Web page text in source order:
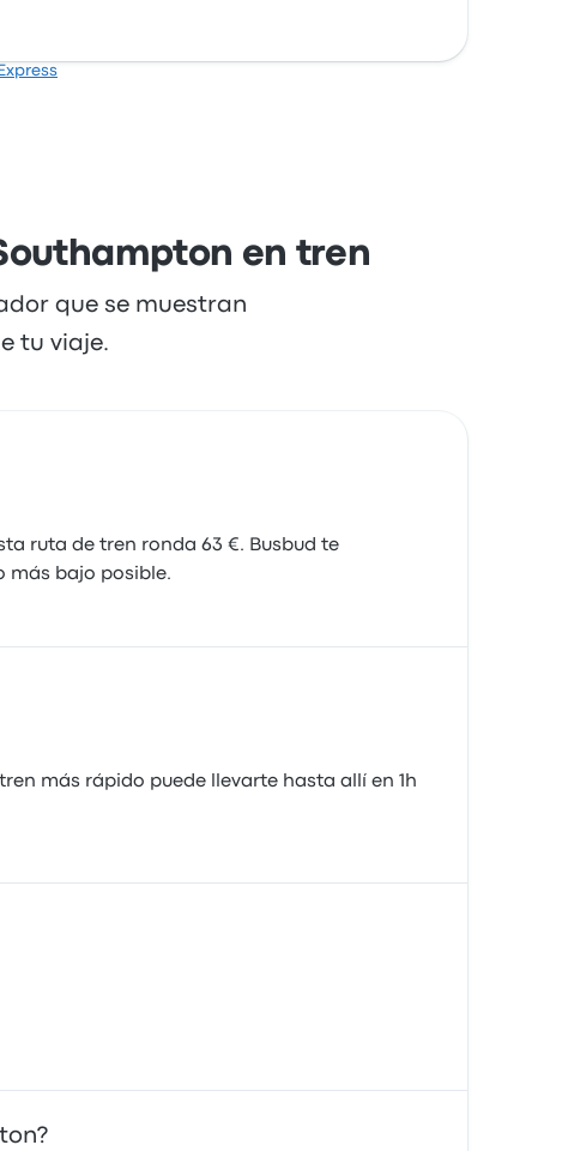
en tren
que se muestran
tu viaje.
ruta de tren ronda 63 €. Busbud te
más bajo posible.
más rápido puede llevarte hasta allí en 1h